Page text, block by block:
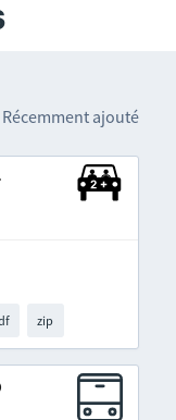
Récemment ajouté
zip